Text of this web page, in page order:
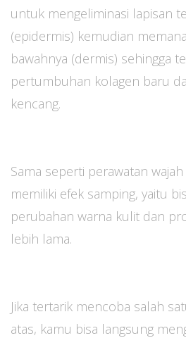
untuk mengeliminasi lapisan
(epidermis) kemudian
bawahnya (dermis) sehingga
pertumbuhan kolagen baru
kencang.
Sama seperti perawatan
memiliki efek samping, yaitu
perubahan warna kulit dan
lebih lama.
Jika tertarik mencoba salah
atas, kamu bisa langsung